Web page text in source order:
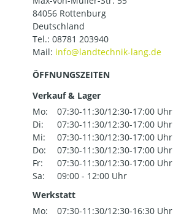
84056 Rottenburg
Deutschland
Tel.: 08781 203940
Mail:
ÖFFNUNGSZEITEN
Verkauf & Lager
Mo:
07:30-11:30/12:30-17:00 Uhr
Di:
07:30-11:30/12:30-17:00 Uhr
Mi:
07:30-11:30/12:30-17:00 Uhr
Do:
07:30-11:30/12:30-17:00 Uhr
Fr:
07:30-11:30/12:30-17:00 Uhr
Sa:
09:00 - 12:00 Uhr
Werkstatt
Mo:
07:30-11:30/12:30-16:30 Uhr